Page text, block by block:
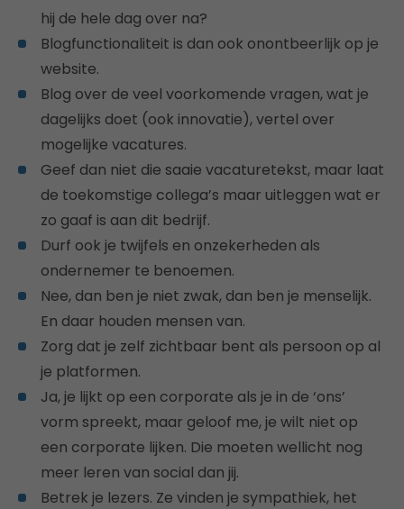
hij de hele dag over na?
Blogfunctionaliteit is dan ook onontbeerlijk op je
website.
Blog over de veel voorkomende vragen, wat je
dagelijks doet (ook innovatie), vertel over
mogelijke vacatures.
Geef dan niet die saaie vacaturetekst, maar laat
de toekomstige collega’s maar uitleggen wat er
zo gaaf is aan dit bedrijf.
Durf ook je twijfels en onzekerheden als
ondernemer te benoemen.
Nee, dan ben je niet zwak, dan ben je menselijk.
En daar houden mensen van.
Zorg dat je zelf zichtbaar bent als persoon op al
je platformen.
Ja, je lijkt op een corporate als je in de ‘ons’
vorm spreekt, maar geloof me, je wilt niet op
een corporate lijken. Die moeten wellicht nog
meer leren van social dan jij.
Betrek je lezers. Ze vinden je sympathiek, het